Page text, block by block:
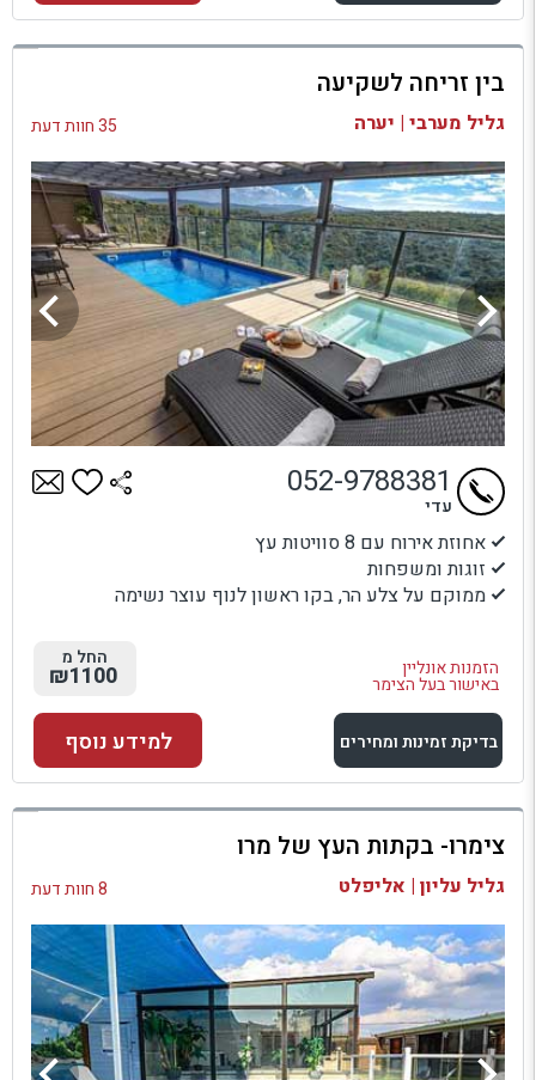
למתחם זה
בדיקת זמינות ומחירים
בין זריחה לשקיעה
גליל מערבי | יערה 35 חוות דעת
אחוזת אירוח עם 8 סוויטות עץ
זוגות ומשפחות
ממוקם על צלע הר, בקו ראשון לנוף עוצר נשימה
הזמנות אונליין
באישור בעל הצימר
052-9788381
עדי
החל מ
₪1100
בדיקת זמינות ומחירים
למתחם זה
בדיקת זמינות ומחירים
למידע נוסף
צימרו- בקתות העץ של מרו
גליל עליון | אליפלט 8 חוות דעת